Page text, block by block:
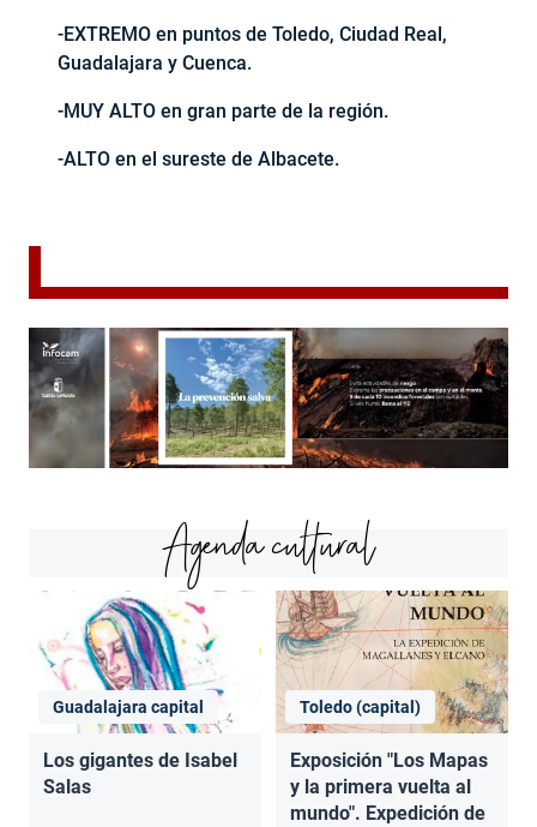
-EXTREMO en puntos de Toledo, Ciudad Real,
Guadalajara y Cuenca.
-MUY ALTO en gran parte de la región.
-ALTO en el sureste de Albacete.
Agenda cultural
Guadalajara capital
Los gigantes de Isabel
Salas
Toledo (capital)
Exposición "Los Mapas
y la primera vuelta al
mundo". Expedición de